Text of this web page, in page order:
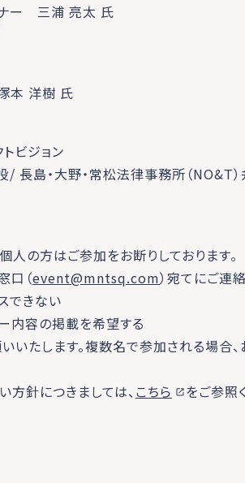
ー 三浦 亮太 氏
本 洋樹 氏
ビジョン
島・大野・常松法律事務所（NO&T）
人の方はご参加をお断りしております。
口（event@mntsq.com）宛てにご連
できない
内容の掲載を希望する
いたします。複数名で参加される場合
方針につきましては、 こちら をご参照